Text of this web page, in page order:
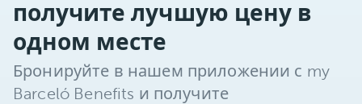
получите лучшую цену в
одном месте
Бронируйте в нашем приложении с my
Barceló Benefits и получите